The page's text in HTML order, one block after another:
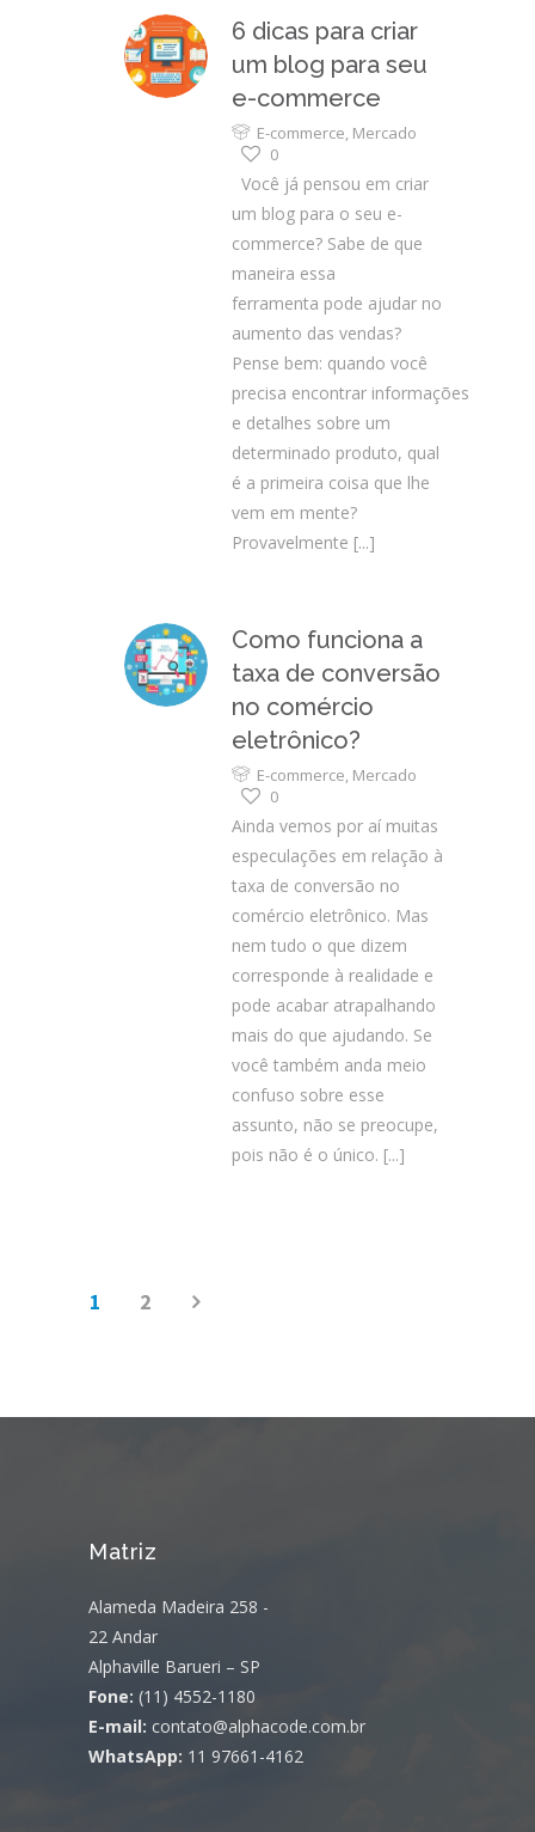
6 dicas para criar
um blog para seu
e-commerce
E-commerce, Mercado
0
Você já pensou em criar
um blog para o seu e-
commerce? Sabe de que
maneira essa
ferramenta pode ajudar no
aumento das vendas?
Pense bem: quando você
precisa encontrar informações
e detalhes sobre um
determinado produto, qual
é a primeira coisa que lhe
vem em mente?
Provavelmente [...]
Como funciona a
taxa de conversão
no comércio
eletrônico?
E-commerce, Mercado
0
Ainda vemos por aí muitas
especulações em relação à
taxa de conversão no
comércio eletrônico. Mas
nem tudo o que dizem
corresponde à realidade e
pode acabar atrapalhando
mais do que ajudando. Se
você também anda meio
confuso sobre esse
assunto, não se preocupe,
pois não é o único. [...]
1 2
Matriz
Alameda Madeira 258 -
22 Andar
Alphaville Barueri – SP
Fone: (11) 4552-1180
E-mail: contato@alphacode.com.br
WhatsApp: 11 97661-4162